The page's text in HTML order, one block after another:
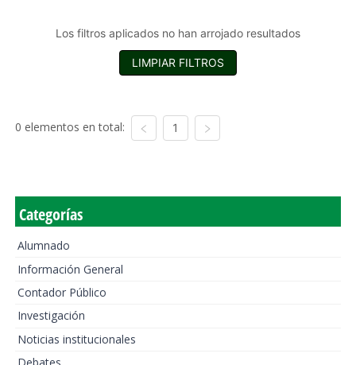
Los filtros aplicados no han arrojado resultados
LIMPIAR FILTROS
0 elementos en total: 1
Categorías
Alumnado
Información General
Contador Público
Investigación
Noticias institucionales